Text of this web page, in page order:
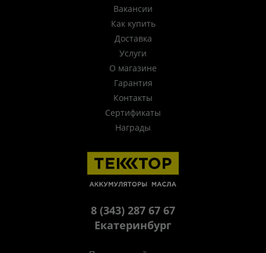
Вакансии
Как купить
Доставка
Услуги
О магазине
Гарантия
Контакты
Сертификаты
Награды
8 (343) 287 67 67
Екатеринбург